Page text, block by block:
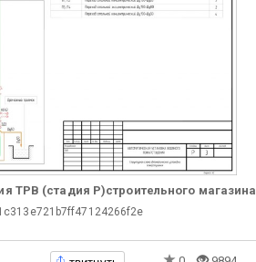
ТРВ (стадия Р)строительного магазина